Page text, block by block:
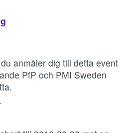
anmäler dig till detta event
PfP och PMI Sweden